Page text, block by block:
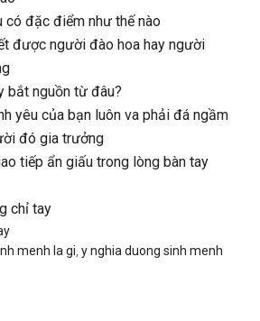
có đặc điểm như thế nào
được người đào hoa hay người
bắt nguồn từ đâu?
yêu của bạn luôn va phải đá ngầm
đó gia trưởng
tiếp ẩn giấu trong lòng bàn tay
chỉ tay
menh la gi ,y nghia duong sinh menh